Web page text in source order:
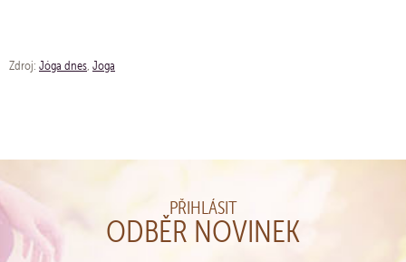
Zdroj: Jóga dnes, Joga
PŘIHLÁSIT
ODBĚR NOVINEK